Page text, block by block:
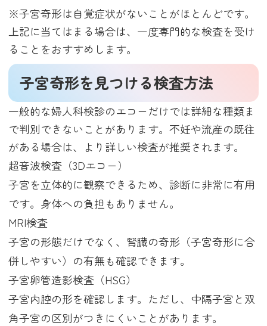
※子宮奇形は自覚症状がないことがほとんどです。
上記に当てはまる場合は、一度専門的な検査を受け
ることをおすすめします。
子宮奇形を見つける検査方法
一般的な婦人科検診のエコーだけでは詳細な種類ま
で判別できないことがあります。不妊や流産の既往
がある場合は、より詳しい検査が推奨されます。
超音波検査（3Dエコー）
子宮を立体的に観察できるため、診断に非常に有用
です。身体への負担もありません。
MRI検査
子宮の形態だけでなく、腎臓の奇形（子宮奇形に合
併しやすい）の有無も確認できます。
子宮卵管造影検査（HSG）
子宮内腔の形を確認します。ただし、中隔子宮と双
角子宮の区別がつきにくいことがあります。